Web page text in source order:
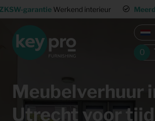
garantie Werkend interieur
Meubelverhuur
Utrecht voor